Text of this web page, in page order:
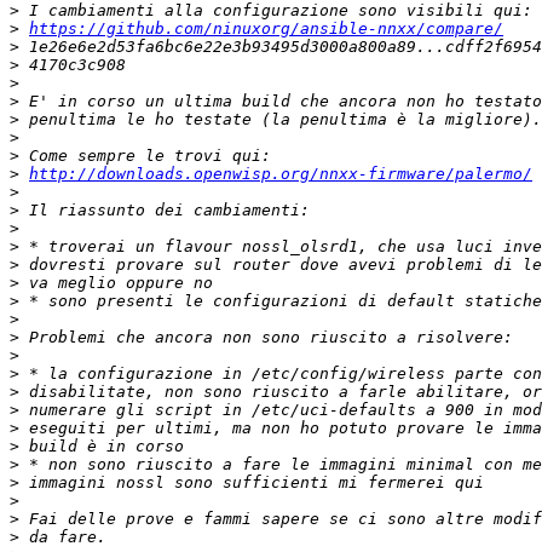
>
> https://github.com/ninuxorg/ansible-nnxx/compare/
>
>
>
>
>
>
>
> http://downloads.openwisp.org/nnxx-firmware/palermo/
>
>
>
>
>
>
>
>
>
>
>
>
>
>
>
>
>
>
>
>